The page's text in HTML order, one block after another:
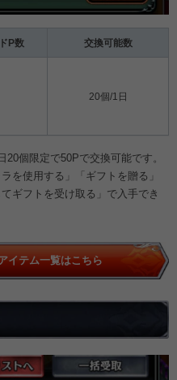
P数 交換可能数
20個/1日
個限定で50Pで交換可能です。
を使用する」「ギフトを贈る」
ギフトを受け取る」で入手でき
イテム一覧はこちら